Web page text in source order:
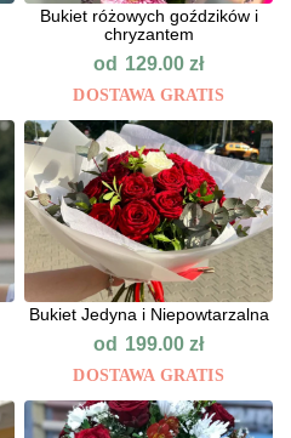
Bukiet różowych goździków i
chryzantem
od 129.00zł
DOSTAWA GRATIS
Bukiet Jedyna i Niepowtarzalna
od 199.00zł
DOSTAWA GRATIS